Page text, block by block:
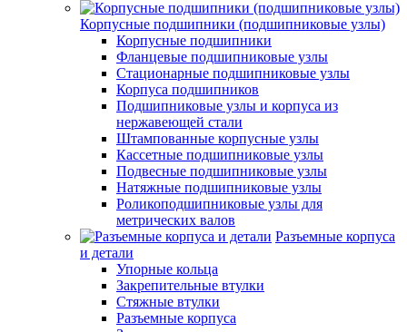
Корпусные подшипники (подшипниковые узлы)
Корпусные подшипники
Фланцевые подшипниковые узлы
Стационарные подшипниковые узлы
Корпуса подшипников
Подшипниковые узлы и корпуса из
нержавеющей стали
Штампованные корпусные узлы
Кассетные подшипниковые узлы
Подвесные подшипниковые узлы
Натяжные подшипниковые узлы
Роликоподшипниковые узлы для
метрических валов
Разъемные корпуса
и детали
Упорные кольца
Закрепительные втулки
Стяжные втулки
Разъемные корпуса